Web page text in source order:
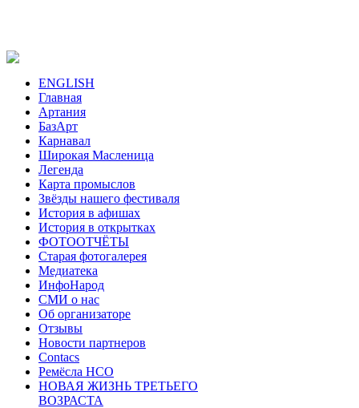
ENGLISH
Главная
Артания
БазАрт
Карнавал
Широкая Масленица
Легенда
Карта промыслов
Звёзды нашего фестиваля
История в афишах
История в открытках
ФОТООТЧЁТЫ
Старая фотогалерея
Медиатека
ИнфоНарод
СМИ о нас
Об организаторе
Отзывы
Новости партнеров
Contacs
Ремёсла НСО
НОВАЯ ЖИЗНЬ ТРЕТЬЕГО
ВОЗРАСТА